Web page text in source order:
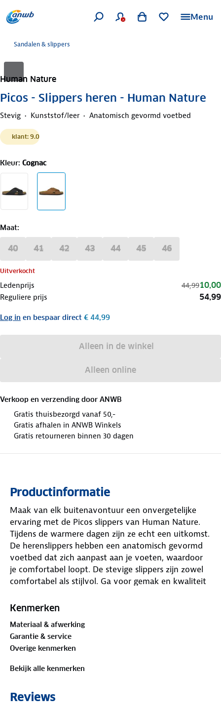
Menu
Sandalen & slippers
Human Nature
Picos - Slippers heren - Human Nature
Stevig Kunststof/leer Anatomisch gevormd voetbed
klant: 9.0
Kleur: Cognac
Maat:
40 41 42 43 44 45 46
Uitverkocht
Ledenprijs 44,9910,00
Reguliere prijs 54,99
Log in en bespaar direct € 44,99
Alleen in de winkel
Alleen online
Verkoop en verzending door ANWB
Gratis thuisbezorgd vanaf 50,-
Gratis afhalen in ANWB Winkels
Gratis retourneren binnen 30 dagen
Productinformatie
Maak van elk buitenavontuur een onvergetelijke
ervaring met de Picos slippers van Human Nature.
Tijdens de warmere dagen zijn ze echt een uitkomst.
De herenslippers hebben een anatomisch gevormd
voetbed dat zich aanpast aan je voeten, waardoor
je comfortabel loopt. De stevige slippers zijn zowel
comfortabel als stijlvol. Ga voor gemak en kwaliteit
Kenmerken
Materiaal & afwerking
Garantie & service
Overige kenmerken
Bekijk alle kenmerken
Reviews